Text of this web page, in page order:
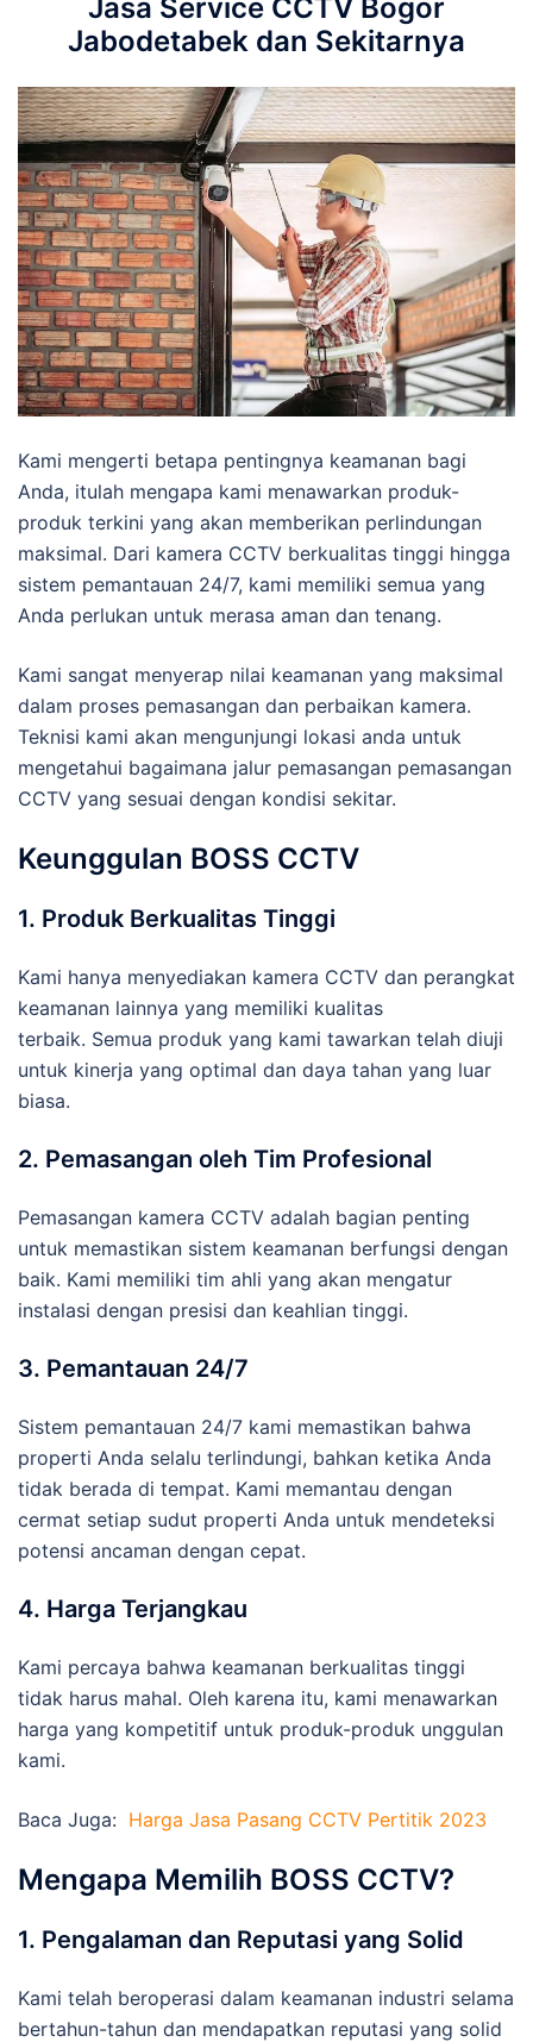
Jasa Service CCTV Bogor
Jabodetabek dan Sekitarnya
Kami mengerti betapa pentingnya keamanan bagi
Anda, itulah mengapa kami menawarkan produk-
produk terkini yang akan memberikan perlindungan
maksimal. Dari kamera CCTV berkualitas tinggi hingga
sistem pemantauan 24/7, kami memiliki semua yang
Anda perlukan untuk merasa aman dan tenang.
Kami sangat menyerap nilai keamanan yang maksimal
dalam proses pemasangan dan perbaikan kamera.
Teknisi kami akan mengunjungi lokasi anda untuk
mengetahui bagaimana jalur pemasangan pemasangan
CCTV yang sesuai dengan kondisi sekitar.
Keunggulan BOSS CCTV
1. Produk Berkualitas Tinggi
Kami hanya menyediakan kamera CCTV dan perangkat
keamanan lainnya yang memiliki kualitas
terbaik. Semua produk yang kami tawarkan telah diuji
untuk kinerja yang optimal dan daya tahan yang luar
biasa.
2. Pemasangan oleh Tim Profesional
Pemasangan kamera CCTV adalah bagian penting
untuk memastikan sistem keamanan berfungsi dengan
baik. Kami memiliki tim ahli yang akan mengatur
instalasi dengan presisi dan keahlian tinggi.
3. Pemantauan 24/7
Sistem pemantauan 24/7 kami memastikan bahwa
properti Anda selalu terlindungi, bahkan ketika Anda
tidak berada di tempat. Kami memantau dengan
cermat setiap sudut properti Anda untuk mendeteksi
potensi ancaman dengan cepat.
4. Harga Terjangkau
Kami percaya bahwa keamanan berkualitas tinggi
tidak harus mahal. Oleh karena itu, kami menawarkan
harga yang kompetitif untuk produk-produk unggulan
kami.
Baca Juga: Harga Jasa Pasang CCTV Pertitik 2023
Mengapa Memilih BOSS CCTV?
1. Pengalaman dan Reputasi yang Solid
Kami telah beroperasi dalam keamanan industri selama
bertahun-tahun dan mendapatkan reputasi yang solid